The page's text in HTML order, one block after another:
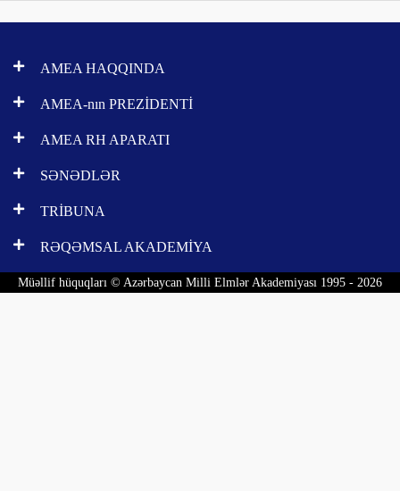
AMEA HAQQINDA
AMEA-nın PREZİDENTİ
AMEA RH APARATI
SƏNƏDLƏR
TRİBUNA
RƏQƏMSAL AKADEMİYA
Müəllif hüquqları © Azərbaycan Milli Elmlər Akademiyası 1995 - 2026